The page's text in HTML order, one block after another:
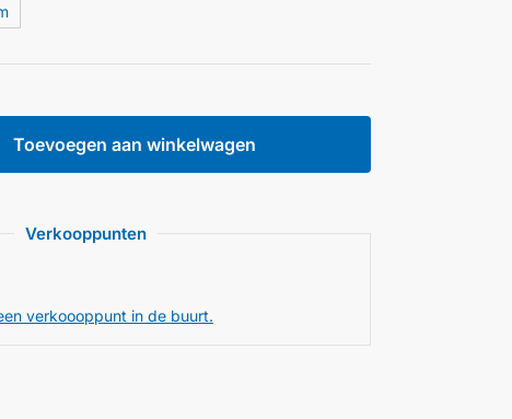
Toevoegen aan winkelwagen
Verkooppunten
verkoooppunt in de buurt.